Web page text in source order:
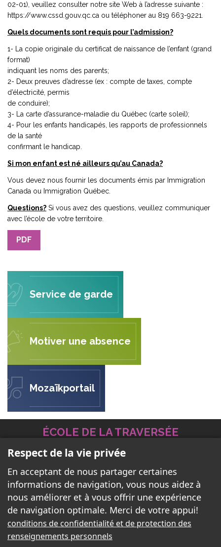
02-01), veuillez consulter notre site Web à l’adresse suivante :
https://www.cssd.gouv.qc.ca ou téléphoner au 819 663-9221.
Quels documents sont requis pour l’admission?
1- La copie originale du certificat de naissance de l’enfant (grand
format)
indiquant les noms des parents;
2- Deux preuves d’adresse (ex : compte de taxes, compte
d’électricité, permis
de conduire);
3- La carte d’assurance-maladie du Québec (carte soleil);
4- Pour les enfants handicapés, les rapports de professionnels
de la santé
confirmant le handicap.
Si mon enfant est né ailleurs qu’au Canada?
Vous devez nous fournir les documents émis par Immigration
Canada ou Immigration Québec.
Questions? Si vous avez des questions, veuillez communiquer
avec l’école de votre territoire.
PDF
Service de garde
Motiver une absence
Mozaïkportail
ÉCOLE DE LA TRAVERSÉE
563, rue Clément
Gatineau, Qc J8P 3Y9
Téléphone:819 663-5983
Télécopieur: 819-663-4469
Respect de la vie privée
En acceptant de nous partager certaines
informations de navigation, vous nous aidez à
nous améliorer et à vous offrir une expérience
de navigation optimale. Merci de votre appui!
conditions de confidentialité et de protection des
renseignements personnels